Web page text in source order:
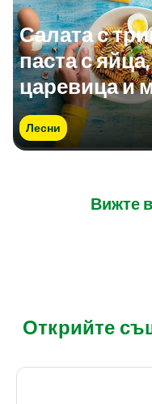
Салата с
паста с яйца,
царевица и
Лесни
Вижте
Открийте